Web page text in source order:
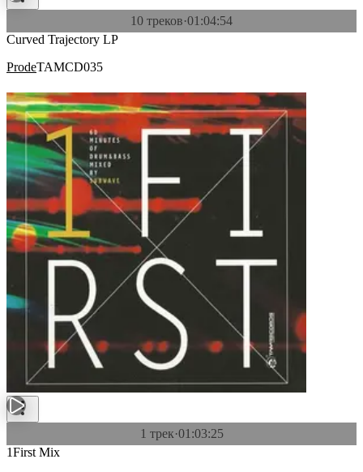
10 треков·01:04:54
Curved Trajectory LP
ProdeTAMCD035
1 трек·01:03:25
1First Mix